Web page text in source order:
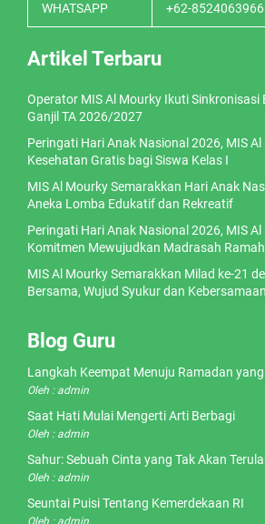
WHATSAPP +62-
Artikel Terbaru
Operator MIS Al Mourky Ikuti Sinkronisasi
Ganjil TA 2026/2027
Peringati Hari Anak Nasional 2026, MIS Al
Kesehatan Gratis bagi Siswa Kelas I
MIS Al Mourky Semarakkan Hari Anak
Aneka Lomba Edukatif dan Rekreatif
Peringati Hari Anak Nasional 2026, MIS
Komitmen Mewujudkan Madrasah
MIS Al Mourky Semarakkan Milad ke-21
Bersama, Wujud Syukur dan Kebersamaan
Blog Guru
Langkah Keempat Menuju Ramadan
Oleh : admin
Saat Hati Mulai Mengerti Arti Berbagi
Oleh : admin
Sahur: Sebuah Cinta yang Tak Akan
Oleh : admin
Seuntai Puisi Tentang Kemerdekaan RI